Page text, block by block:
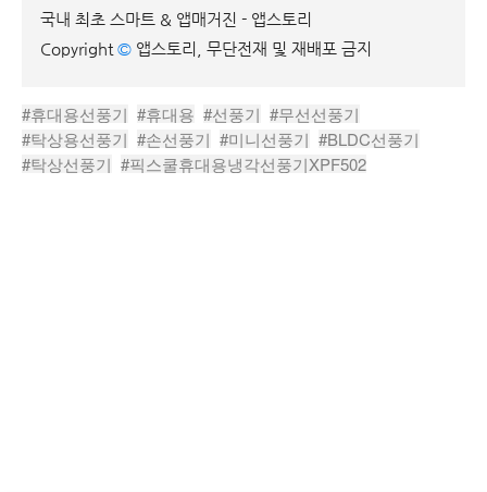
국내 최초 스마트 & 앱매거진 - 앱스토리
Copyright © 앱스토리, 무단전재 및 재배포 금지
#휴대용선풍기 #휴대용 #선풍기 #무선선풍기
#탁상용선풍기 #손선풍기 #미니선풍기 #BLDC선풍기
#탁상선풍기 #픽스쿨휴대용냉각선풍기XPF502